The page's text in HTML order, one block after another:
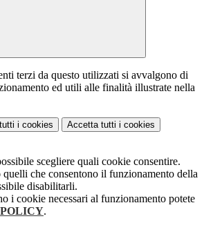
terzi da questo utilizzati si avvalgono di
ed utili alle finalità illustrate nella
i cookies Accetta tutti i cookies
scegliere quali cookie consentire.
quelli che consentono il funzionamento della
disabilitarli.
i cookie necessari al funzionamento potete
.